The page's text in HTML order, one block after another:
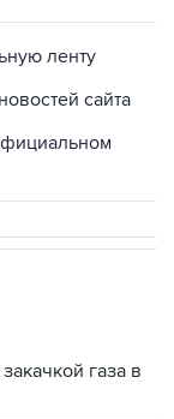
ленту
сайта
газа в